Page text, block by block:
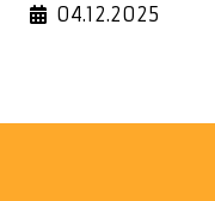
04.12.2025